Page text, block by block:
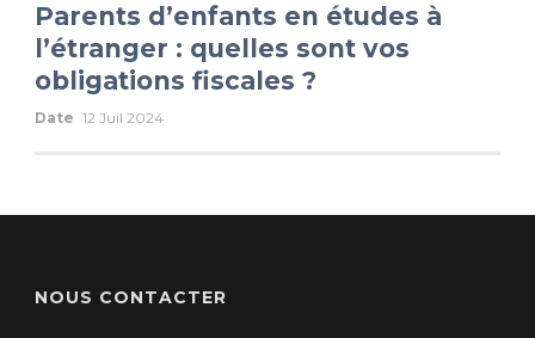
Parents d’enfants en études à
l’étranger : quelles sont vos
obligations fiscales ?
Date 12 Juil 2024
NOUS CONTACTER